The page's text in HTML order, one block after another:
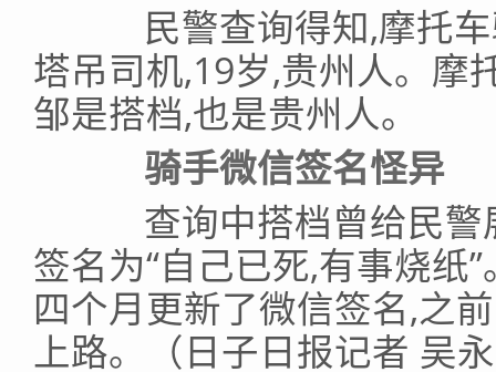
民警查询得知,摩托车
塔吊司机,19岁,贵州人。摩
邹是搭档,也是贵州人。
骑手微信签名怪异
查询中搭档曾给民警
签名为“自己已死,有事烧纸
四个月更新了微信签名,之
上路。（日子日报记者 吴